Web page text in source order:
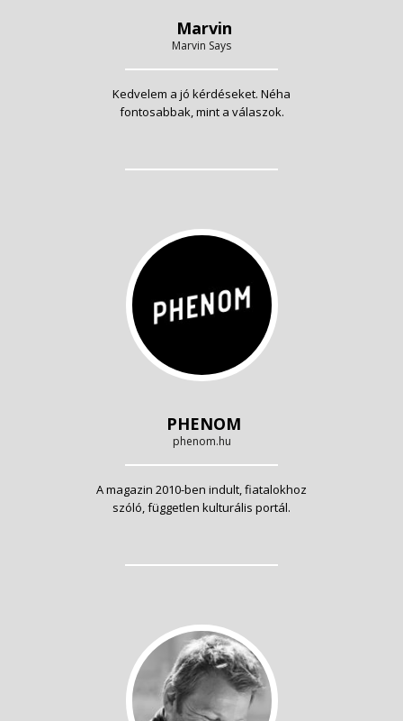
Marvin
Marvin Says
Kedvelem a jó kérdéseket. Néha
fontosabbak, mint a válaszok.
PHENOM
phenom.hu
A magazin 2010-ben indult, fiatalokhoz
szóló, független kulturális portál.